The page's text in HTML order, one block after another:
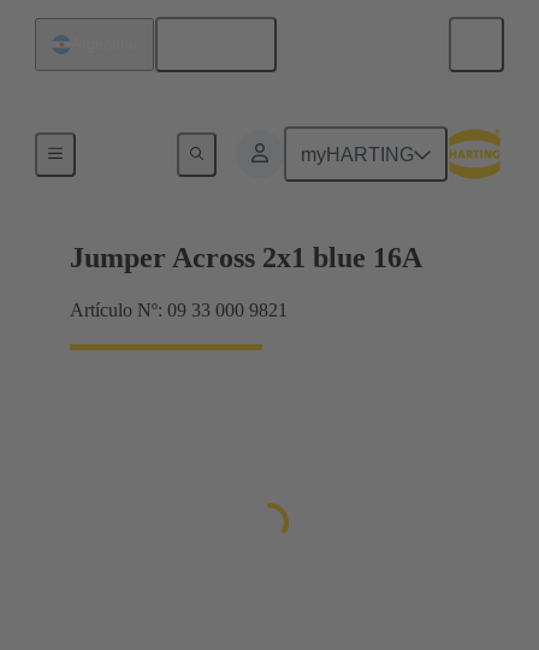
myHARTING
Puentes conectores Han® ES Press
Jumper Across 2x1 blue 16A
Artículo Nº: 09 33 000 9821